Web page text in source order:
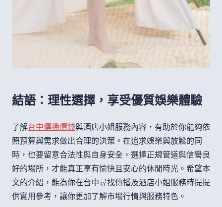
結語：理性選擇，享受優質娛樂體驗
了解台中傳播價錢與酒店小姐服務內容，有助於你能夠依
照預算與需求做出合理的決策。在追求娛樂與放鬆的同
時，也要留意合法性與自身安全，選擇正規管道與信譽良
好的場所，才能真正享有愉快且安心的休閒時光。希望本
文的介紹，能為你在台中尋找傳播及酒店小姐服務時提提
供實用參考，讓你更加了解市場行情與服務特色。